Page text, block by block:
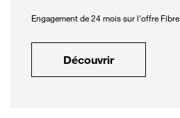
Engagement de 24 mois sur l'offre Fibre
Découvrir